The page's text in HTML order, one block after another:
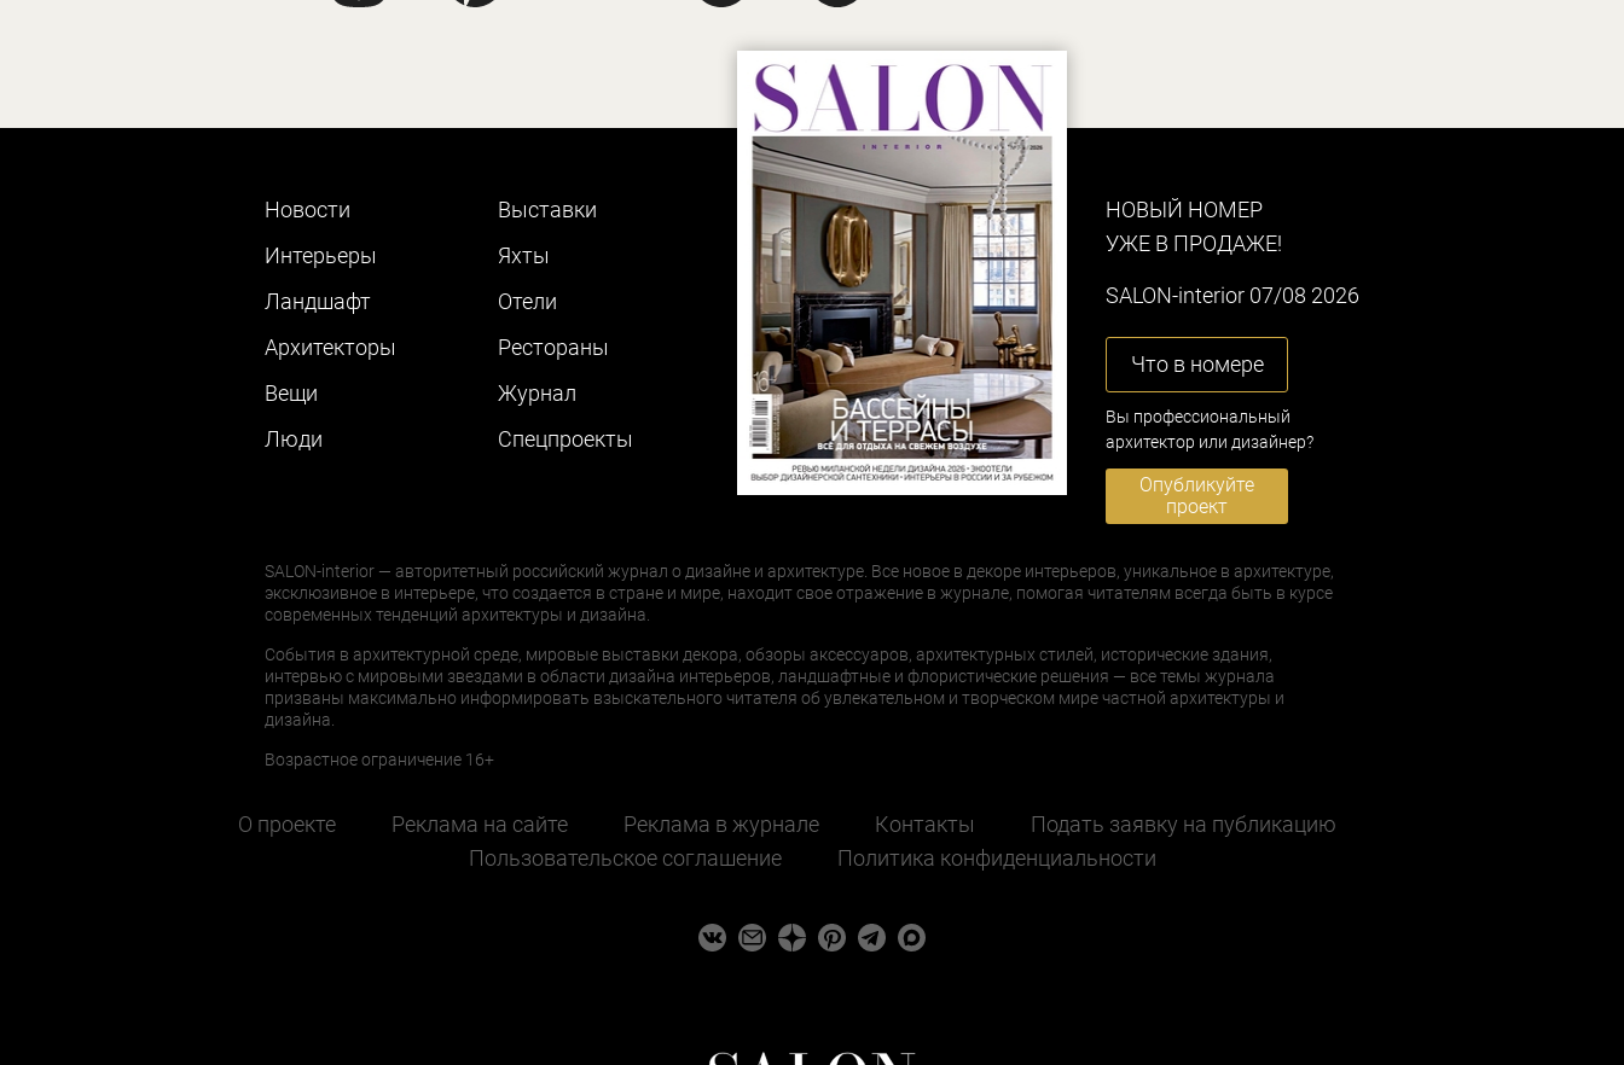
Новости
Интерьеры
Ландшафт
Архитекторы
Вещи
Люди
Выставки
Яхты
Отели
Рестораны
Журнал
Cпецпроекты
НОВЫЙ НОМЕР
УЖЕ В ПРОДАЖЕ!
SALON-interior 07/08 2026
Что в номере
Вы профессиональный
архитектор или дизайнер?
Опубликуйте
проект
SALON-interior — авторитетный российский журнал о дизайне и архитектуре. Все новое в декоре интерьеров, уникальное в архитектуре,
эксклюзивное в интерьере, что создается в стране и мире, находит свое отражение в журнале, помогая читателям всегда быть в курсе
современных тенденций архитектуры и дизайна.
События в архитектурной среде, мировые выставки декора, обзоры аксессуаров, архитектурных стилей, исторические здания,
интервью с мировыми звездами в области дизайна интерьеров, ландшафтные и флористические решения — все темы журнала
призваны максимально информировать взыскательного читателя об увлекательном и творческом мире частной архитектуры и
дизайна.
Возрастное ограничение 16+
О проекте Реклама на сайте Реклама в журнале Контакты
Подать заявку на публикацию
Пользовательское соглашение
Политика конфиденциальности